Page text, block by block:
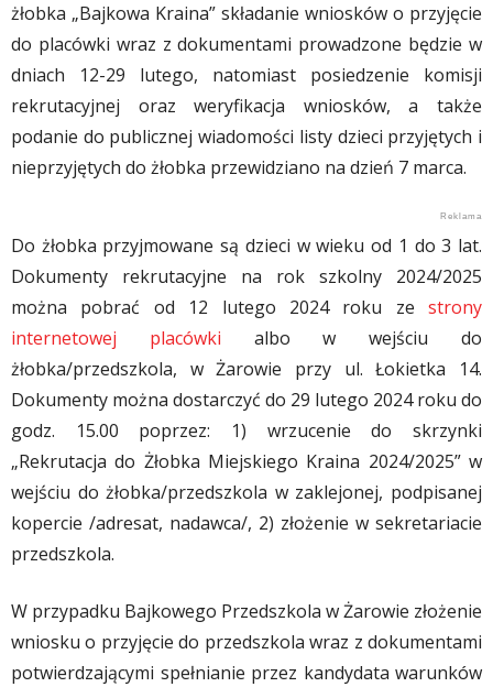
żłobka „Bajkowa Kraina” składanie wniosków o przyjęcie
do placówki wraz z dokumentami prowadzone będzie w
dniach 12-29 lutego, natomiast posiedzenie komisji
rekrutacyjnej oraz weryfikacja wniosków, a także
podanie do publicznej wiadomości listy dzieci przyjętych i
nieprzyjętych do żłobka przewidziano na dzień 7 marca.
Do żłobka przyjmowane są dzieci w wieku od 1 do 3 lat.
Dokumenty rekrutacyjne na rok szkolny 2024/2025
można pobrać od 12 lutego 2024 roku ze strony
internetowej placówki albo w wejściu do
żłobka/przedszkola, w Żarowie przy ul. Łokietka 14.
Dokumenty można dostarczyć do 29 lutego 2024 roku do
godz. 15.00 poprzez: 1) wrzucenie do skrzynki
„Rekrutacja do Żłobka Miejskiego Kraina 2024/2025” w
wejściu do żłobka/przedszkola w zaklejonej, podpisanej
kopercie /adresat, nadawca/, 2) złożenie w sekretariacie
przedszkola.
W przypadku Bajkowego Przedszkola w Żarowie złożenie
wniosku o przyjęcie do przedszkola wraz z dokumentami
potwierdzającymi spełnianie przez kandydata warunków